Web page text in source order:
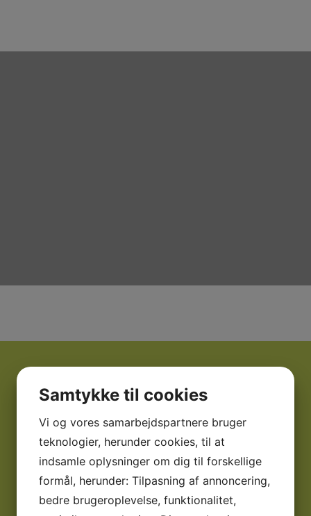
01
Som patient hos os vil du altid kunne få fat i din
tandlæge.
02
Samtykke til cookies
Vi og vores samarbejdspartnere bruger
teknologier, herunder cookies, til at
indsamle oplysninger om dig til forskellige
formål, herunder: Tilpasning af annoncering,
bedre brugeroplevelse, funktionalitet,